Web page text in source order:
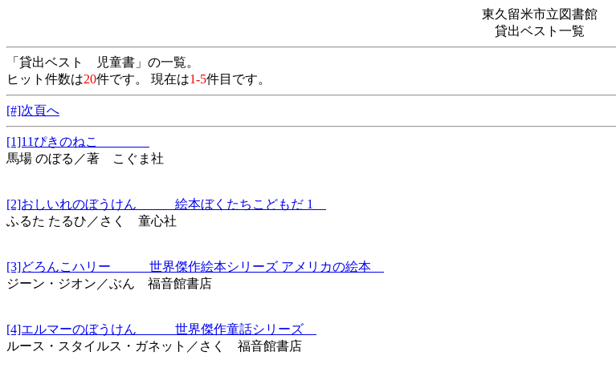
東久留米市立図書館
貸出ベスト一覧
「貸出ベスト 児童書」の一覧。
ヒット件数は20件です。 現在は1-5件目です。
[#]次頁へ
[1]11ぴきのねこ
馬場 のぼる／著 こぐま社
[2]おしいれのぼうけん 絵本ぼくたちこどもだ 1
ふるた たるひ／さく 童心社
[3]どろんこハリー 世界傑作絵本シリーズ アメリカの絵本
ジーン・ジオン／ぶん 福音館書店
[4]エルマーのぼうけん 世界傑作童話シリーズ
ルース・スタイルス・ガネット／さく 福音館書店